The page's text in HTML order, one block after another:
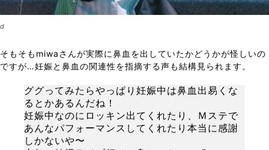
d
そもそもmiwaさんが実際に鼻血を出していたかどうかが怪しいの
ですが…妊娠と鼻血の関連性を指摘する声も結構見られます。
ググってみたらやっぱり妊娠中は鼻血出易くな
るとかあるんだね！
妊娠中なのにロッキン出てくれたり、Ｍステで
あんなパフォーマンスしてくれたり本当に感謝
しかないや〜